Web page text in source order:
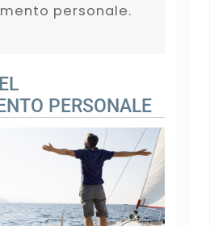
personale.
PERSONALE